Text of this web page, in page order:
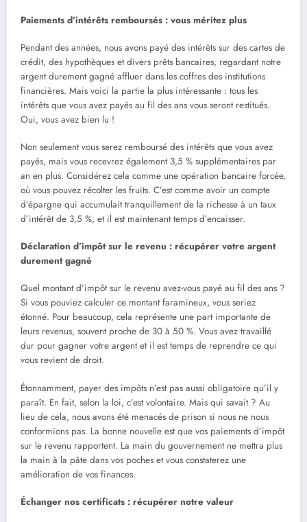
Paiements d’intérêts remboursés : vous méritez plus
Pendant des années, nous avons payé des intérêts sur des cartes de
crédit, des hypothèques et divers prêts bancaires, regardant notre
argent durement gagné affluer dans les coffres des institutions
financières. Mais voici la partie la plus intéressante : tous les
intérêts que vous avez payés au fil des ans vous seront restitués.
Oui, vous avez bien lu !
Non seulement vous serez remboursé des intérêts que vous avez
payés, mais vous recevrez également 3,5 % supplémentaires par
an en plus. Considérez cela comme une opération bancaire forcée,
où vous pouvez récolter les fruits. C’est comme avoir un compte
d’épargne qui accumulait tranquillement de la richesse à un taux
d’intérêt de 3,5 %, et il est maintenant temps d’encaisser.
Déclaration d’impôt sur le revenu : récupérer votre argent
durement gagné
Quel montant d’impôt sur le revenu avez-vous payé au fil des ans ?
Si vous pouviez calculer ce montant faramineux, vous seriez
étonné. Pour beaucoup, cela représente une part importante de
leurs revenus, souvent proche de 30 à 50 %. Vous avez travaillé
dur pour gagner votre argent et il est temps de reprendre ce qui
vous revient de droit.
Étonnamment, payer des impôts n’est pas aussi obligatoire qu’il y
paraît. En fait, selon la loi, c’est volontaire. Mais qui savait ? Au
lieu de cela, nous avons été menacés de prison si nous ne nous
conformions pas. La bonne nouvelle est que vos paiements d’impôt
sur le revenu rapportent. La main du gouvernement ne mettra plus
la main à la pâte dans vos poches et vous constaterez une
amélioration de vos finances.
Échanger nos certificats : récupérer notre valeur